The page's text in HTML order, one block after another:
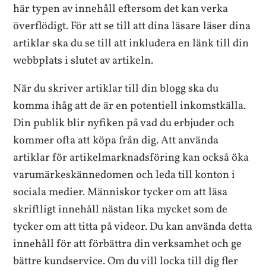
här typen av innehåll eftersom det kan verka
överflödigt. För att se till att dina läsare läser dina
artiklar ska du se till att inkludera en länk till din
webbplats i slutet av artikeln.
När du skriver artiklar till din blogg ska du
komma ihåg att de är en potentiell inkomstkälla.
Din publik blir nyfiken på vad du erbjuder och
kommer ofta att köpa från dig. Att använda
artiklar för artikelmarknadsföring kan också öka
varumärkeskännedomen och leda till konton i
sociala medier. Människor tycker om att läsa
skriftligt innehåll nästan lika mycket som de
tycker om att titta på videor. Du kan använda detta
innehåll för att förbättra din verksamhet och ge
bättre kundservice. Om du vill locka till dig fler